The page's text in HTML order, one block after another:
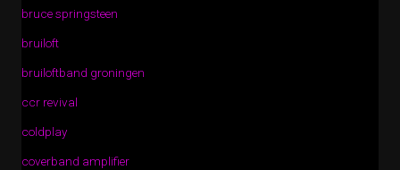
bruce springsteen
bruiloft
bruiloftband groningen
ccr revival
coldplay
coverband amplifier